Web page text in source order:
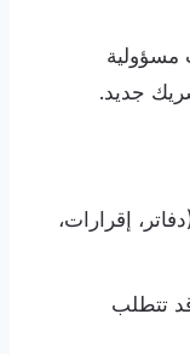
مسؤولية
جديد.
إقرارات،
تتطلب